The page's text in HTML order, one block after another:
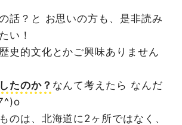
話？と お思いの方も、是非読み
い！
史的文化とかご興味ありません
たのか？ なんて考えたら なんだ
のは、北海道に2ヶ所ではなく、